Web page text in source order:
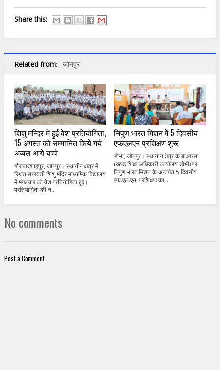
Share this:
Related from: जौनपुर
शिशु मन्दिर में हुई वेश प्रतियोगिता,
15 अगस्त को सम्मानित किये गये
अव्वल आये बच्चे
गौराबादशाहपुर, जौनपुर। स्थानीय क्षेत्र में
स्थित सरस्वती शिशु मंदिर माध्यमिक विद्यालय
में मंगलवार को वेश प्रतियोगिता हुई।
प्रतियोगिता की न...
निपुण भारत मिशन में 5 दिवसीय
एफएलएन प्रशिक्षण शुरू
डोभी, जौनपुर। स्थानीय क्षेत्र के बीआरसी
(खण्ड शिक्षा अधिकारी कार्यालय डोभी) पर
निपुण भारत मिशन के अन्तर्गत 5 दिवसीय
एफ.एल.एन. प्रशिक्षण का...
No comments
Post a Comment